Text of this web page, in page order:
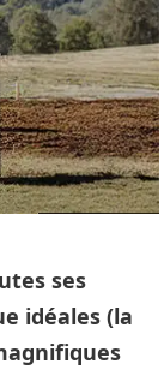
ses
idéales (la